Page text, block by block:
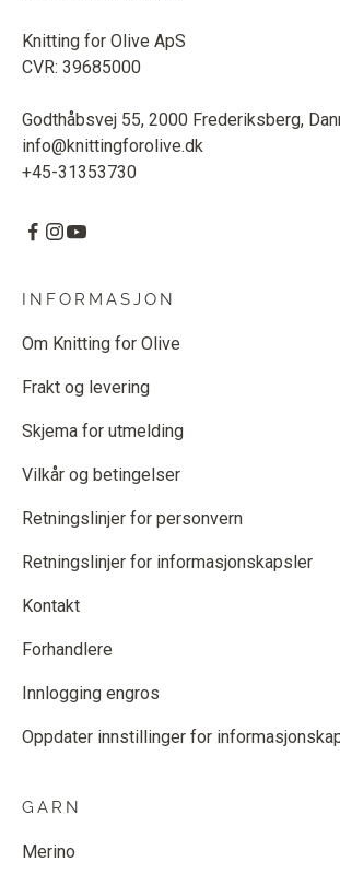
Knitting for Olive ApS
CVR: 39685000
Godthåbsvej 55, 2000 Frederiksberg,
info@knittingforolive.dk
+45-31353730
INFORMASJON
Om Knitting for Olive
Frakt og levering
Skjema for utmelding
Vilkår og betingelser
Retningslinjer for personvern
Retningslinjer for informasjonskapsler
Kontakt
Forhandlere
Innlogging engros
Oppdater innstillinger for
GARN
Merino